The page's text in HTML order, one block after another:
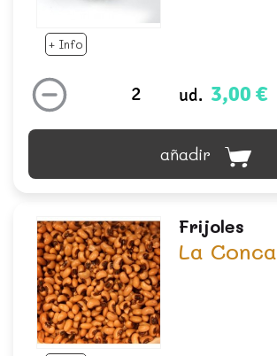
+ Info
ud. 3,00 €
añadir
Frijoles
La Conca